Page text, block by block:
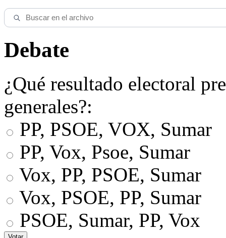
Debate
¿Qué resultado electoral
generales?:
PP, PSOE, VOX, Sumar
PP, Vox, Psoe, Sumar
Vox, PP, PSOE, Sumar
Vox, PSOE, PP, Sumar
PSOE, Sumar, PP, Vox